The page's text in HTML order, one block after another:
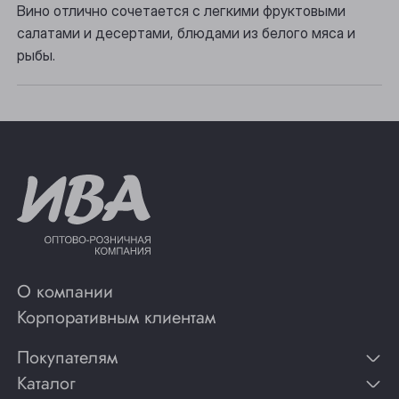
Вино отлично сочетается с легкими фруктовыми
салатами и десертами, блюдами из белого мяса и
рыбы.
О компании
Корпоративным клиентам
Покупателям
Каталог
Юрга